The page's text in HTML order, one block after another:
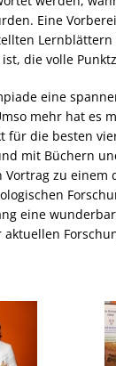
Eine
die volle
eine
mehr hat es
für die besten
mit Büchern
zu
eine